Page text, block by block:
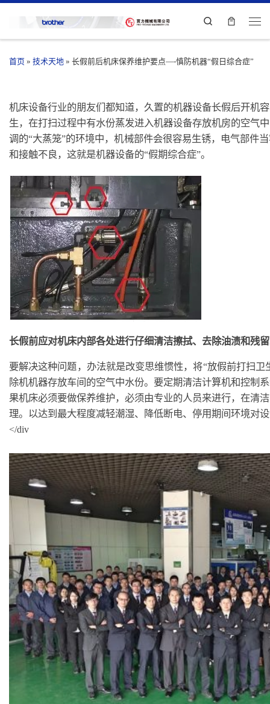
Search
首页 » 技术天地 » 长假前后机床保养维护要点—-慎防机器“假日综合症”
机床设备行业的朋友们都知道，久置的机器设备长假后开机
生，在打扫过程中有水份蒸发进入机器设备存放机房的空气
调的“大蒸笼”的环境中，机械部件会很容易生锈，电气部件
和接触不良，这就是机器设备的“假期综合症”。
长假前应对机床内部各处进行仔细清洁擦拭、去除油渍和残
要解决这种问题，办法就是改变思维惯性，将“放假前打扫
除机机器存放车间的空气中水份。要定期清洁计算机和控制
果机床必须要做保养维护，必须由专业的人员来进行，在清
理。以达到最大程度减轻潮湿、降低断电、停用期间环境对
</div